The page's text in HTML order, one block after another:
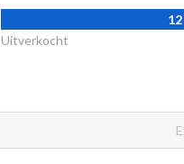
Uitverkocht